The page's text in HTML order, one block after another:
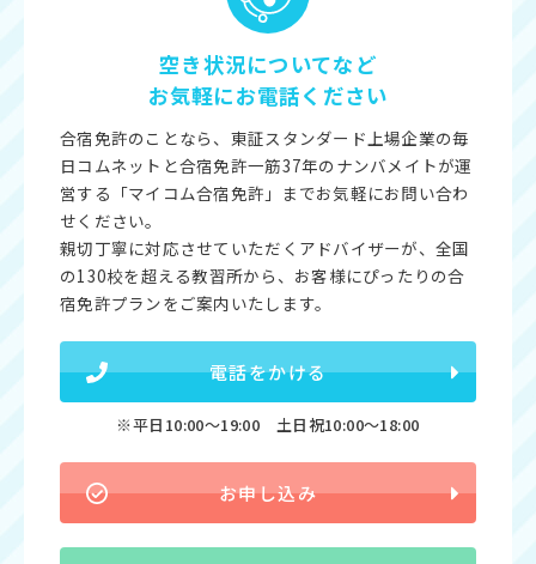
空き状況についてなど
お気軽にお電話ください
合宿免許のことなら、東証スタンダード上場企業の毎
日コムネットと合宿免許一筋37年のナンバメイトが運
営する「マイコム合宿免許」までお気軽にお問い合わ
せください。
親切丁寧に対応させていただくアドバイザーが、全国
の130校を超える教習所から、お客様にぴったりの合
宿免許プランをご案内いたします。
電話をかける
※平日10:00〜19:00 土日祝10:00〜18:00
お申し込み